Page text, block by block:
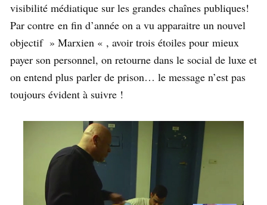
visibilité médiatique sur les grandes chaînes publiques!
Par contre en fin d’année on a vu apparaitre un nouvel
objectif » Marxien « , avoir trois étoiles pour mieux
payer son personnel, on retourne dans le social de luxe et
on entend plus parler de prison… le message n’est pas
toujours évident à suivre !